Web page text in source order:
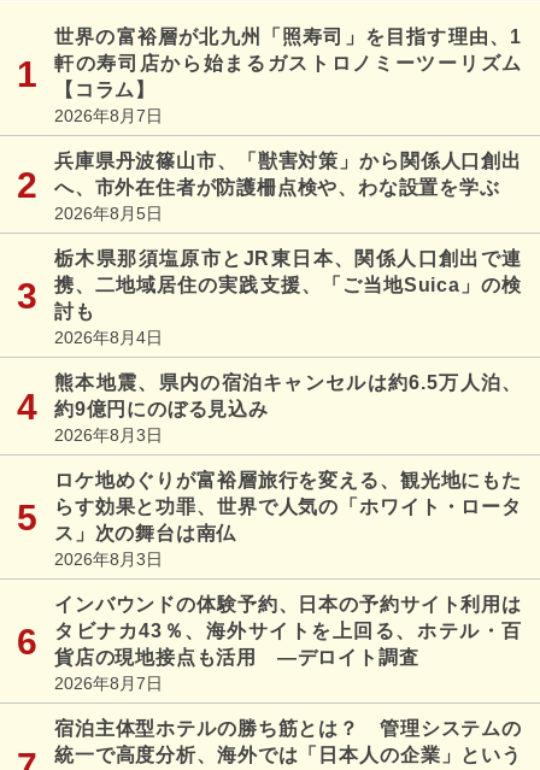
世界の富裕層が北九州「照寿司」を目指す理由、1
軒の寿司店から始まるガストロノミーツーリズム
【コラム】
2026年8月7日
兵庫県丹波篠山市、「獣害対策」から関係人口創出
へ、市外在住者が防護柵点検や、わな設置を学ぶ
2026年8月5日
栃木県那須塩原市とJR東日本、関係人口創出で連
携、二地域居住の実践支援、「ご当地Suica」の検
討も
2026年8月4日
熊本地震、県内の宿泊キャンセルは約6.5万人泊、
約9億円にのぼる見込み
2026年8月3日
ロケ地めぐりが富裕層旅行を変える、観光地にもた
らす効果と功罪、世界で人気の「ホワイト・ロータ
ス」次の舞台は南仏
2026年8月3日
インバウンドの体験予約、日本の予約サイト利用は
タビナカ43％、海外サイトを上回る、ホテル・百
貨店の現地接点も活用 ―デロイト調査
2026年8月7日
宿泊主体型ホテルの勝ち筋とは？ 管理システムの
統一で高度分析、海外では「日本人の企業」という